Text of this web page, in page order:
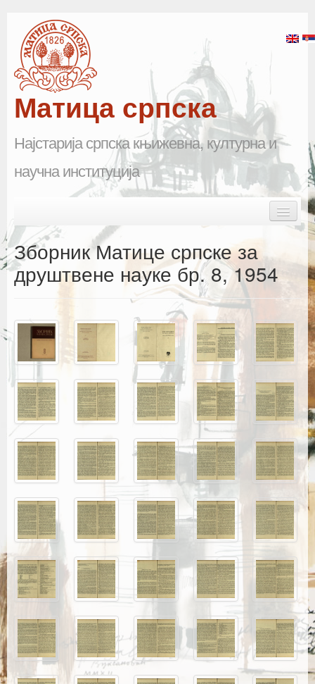
Матица српска
Најстарија српска књижевна, културна и
научна институција
Почетна
Матица српска
Каталог издања
Летопис Матице српске
Гласник Матице српске
Е–издања
Најаве
Зборник Матице српске за
друштвене науке бр. 8, 1954